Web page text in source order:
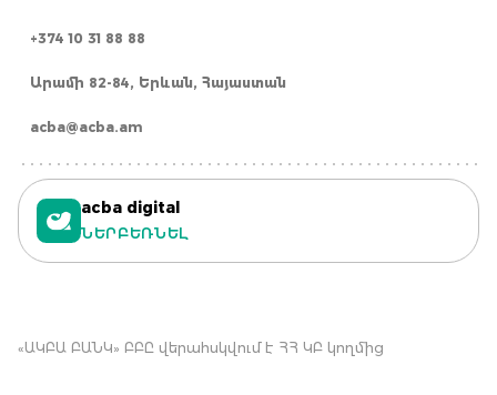
+374 10 31 88 88
Արամի 82-84, Երևան, Հայաստան
acba@acba.am
acba digital
ՆԵՐԲԵՌՆԵԼ
«ԱԿԲԱ ԲԱՆԿ» ԲԲԸ վերահսկվում է ՀՀ ԿԲ կողմից